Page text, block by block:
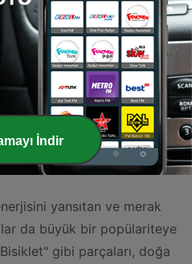
kritik bir rol oynadığını
yer alan Sezen
efsanevi sanatçının duygusal
ebeveynler için de
liman sunuyor. Bu tarz
atan minikler
kıymetli parçalarından biri
yansıtan ve merak
da büyük bir popülariteye
gibi parçaları, doğa
İndir